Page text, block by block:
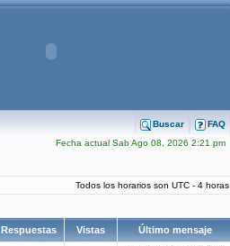
FAQ
Buscar
Fecha actual Sab Ago 08, 2026 2:21 pm
Todos los horarios son UTC - 4 horas
Respuestas Vistas Último mensaje